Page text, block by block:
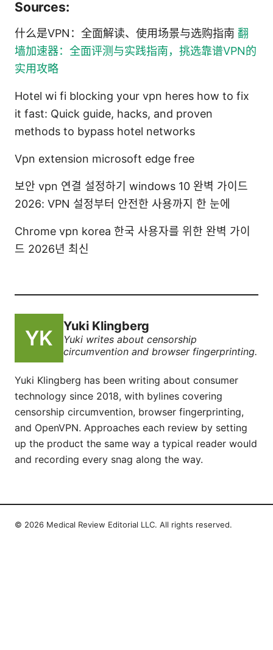
Sources:
什么是VPN：全面解读、使用场景与选购指南 翻
墙加速器：全面评测与实践指南，挑选靠谱VPN的
实用攻略
Hotel wi fi blocking your vpn heres how to fix
it fast: Quick guide, hacks, and proven
methods to bypass hotel networks
Vpn extension microsoft edge free
보안 vpn 연결 설정하기 windows 10 완벽 가이드
2026: VPN 설정부터 안전한 사용까지 한 눈에
Chrome vpn korea 한국 사용자를 위한 완벽 가이
드 2026년 최신
Yuki Klingberg
Yuki writes about censorship
circumvention and browser fingerprinting.
Yuki Klingberg has been writing about consumer
technology since 2018, with bylines covering
censorship circumvention, browser fingerprinting,
and OpenVPN. Approaches each review by setting
up the product the same way a typical reader would
and recording every snag along the way.
© 2026 Medical Review Editorial LLC. All rights reserved.